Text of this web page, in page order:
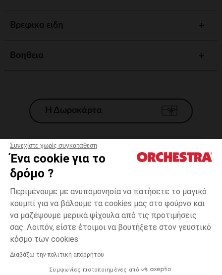
Συνεχίστε χωρίς συγκατάθεση
Ένα cookie για το
δρόμο ?
Περιμένουμε με ανυπομονησία να πατήσετε το μαγικό
κουμπί για να βάλουμε τα cookies μας στο φούρνο και
να μαζέψουμε μερικά ψίχουλα από τις προτιμήσεις
σας. Λοιπόν, είστε έτοιμοι να βουτήξετε στον γευστικό
κόσμο των cookies
Διαβάζω την πολιτική απορρήτου
Συμφωνίες πιστοποιημένες από
Ροζ
3
Δυνατότητα πληρωμής με
Βρεφικα ειδη
Βοηθεια
Η Δωροκάρτα
Γενικοί 'Οροι Πώλησης
*Εμπορικες προσφορες
Προσωπικά δεδομένα
Διαχείρηση των cookies
Προσβασιμότητα: μη συμμορφούμενη
H Orchestra συμμετέχει στον κωδικά δεοντολογίας και στο σύστημα
μεσολάβησης της Γαλλικής Ομοσπονδίας Ηλεκτρονικού Εμπορίου.